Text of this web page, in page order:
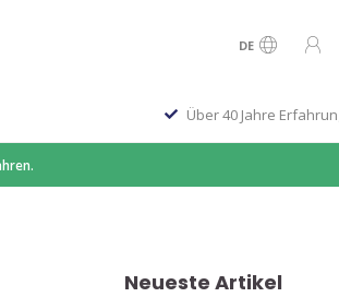
DE
Über 40 Jahre
Neueste Artikel